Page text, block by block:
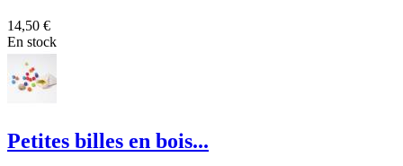
14,50 €
En stock
Petites billes en bois...